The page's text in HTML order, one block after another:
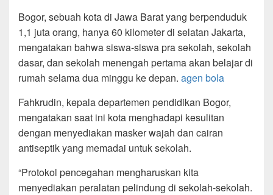
Bogor, sebuah kota di Jawa Barat yang berpenduduk
1,1 juta orang, hanya 60 kilometer di selatan Jakarta,
mengatakan bahwa siswa-siswa pra sekolah, sekolah
dasar, dan sekolah menengah pertama akan belajar di
rumah selama dua minggu ke depan. agen bola
Fahkrudin, kepala departemen pendidikan Bogor,
mengatakan saat ini kota menghadapi kesulitan
dengan menyediakan masker wajah dan cairan
antiseptik yang memadai untuk sekolah.
“Protokol pencegahan mengharuskan kita
menyediakan peralatan pelindung di sekolah-sekolah.